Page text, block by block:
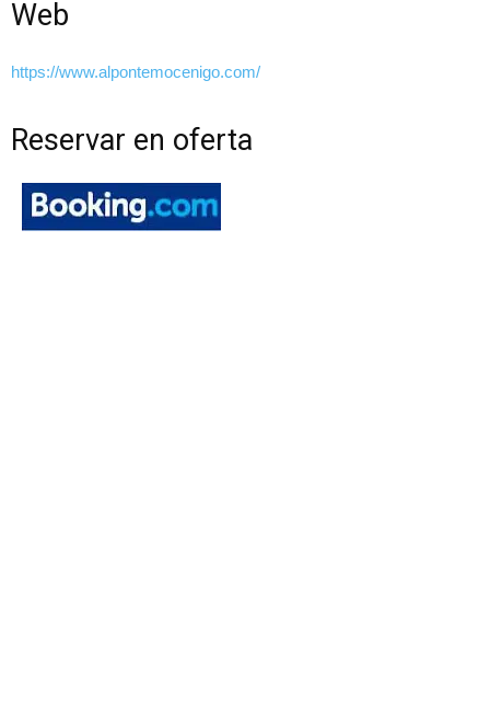
Web
https://www.alpontemocenigo.com/
Reservar en oferta